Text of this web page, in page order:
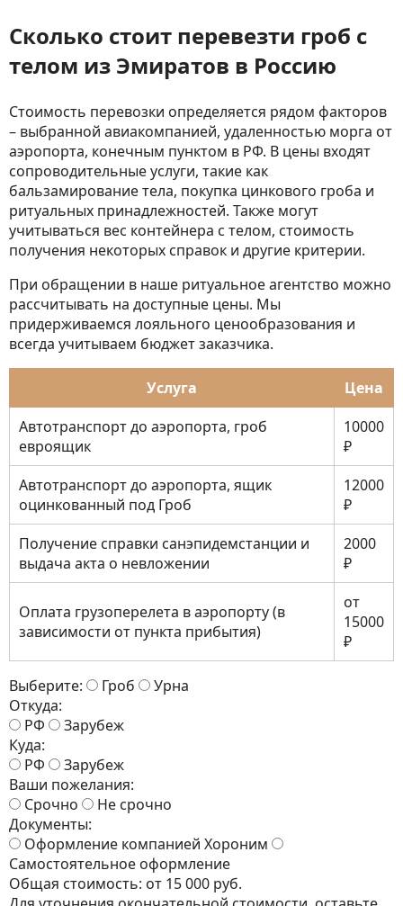
Сколько стоит перевезти гроб с
телом из Эмиратов в Россию
Стоимость перевозки определяется рядом факторов
– выбранной авиакомпанией, удаленностью морга от
аэропорта, конечным пунктом в РФ. В цены входят
сопроводительные услуги, такие как
бальзамирование тела, покупка цинкового гроба и
ритуальных принадлежностей. Также могут
учитываться вес контейнера с телом, стоимость
получения некоторых справок и другие критерии.
При обращении в наше ритуальное агентство можно
рассчитывать на доступные цены. Мы
придерживаемся лояльного ценообразования и
всегда учитываем бюджет заказчика.
Услуга
Цена
Автотранспорт до аэропорта, гроб
евроящик
10000
₽
Автотранспорт до аэропорта, ящик
оцинкованный под Гроб
12000
₽
Получение справки санэпидемстанции и
выдача акта о невложении
2000
₽
Оплата грузоперелета в аэропорту (в
зависимости от пункта прибытия)
от
15000
₽
Выберите: Гроб
Урна
Откуда:
РФ
Зарубеж
Куда:
РФ
Зарубеж
Ваши пожелания:
Срочно
Не срочно
Документы:
Оформление компанией Хороним
Самостоятельное оформление
Общая стоимость: от 15 000 руб.